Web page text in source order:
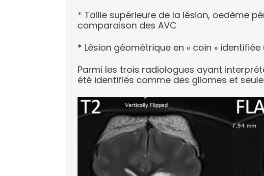
* Taille supérieure de la lésion, oedème
comparaison des AVC
* Lésion géométrique en « coin »
Parmi les trois radiologues ayant
été identifiés comme des gliomes et